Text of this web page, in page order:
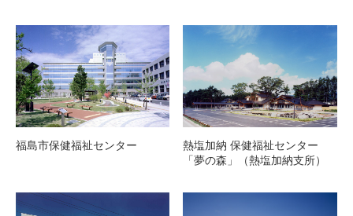
福島市保健福祉センター
熱塩加納 保健福祉センター
「夢の森」（熱塩加納支所）